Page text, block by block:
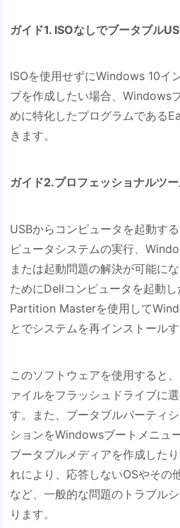
ガイド1. ISOなしでブータブル
ISOを使用せずにWindows 10イ
ブを作成したい場合、Windows
めに特化したプログラムである
きます。
ガイド2.プロフェッショナルツー
USBからコンピュータを起動す
ピュータシステムの実行、
または起動問題の解決が可能に
ためにDellコンピュータを起動
Partition Masterを使用して
とでシステムを再インストール
このソフトウェアを使用すると
ァイルをフラッシュドライブに
す。また、ブータブルパーティ
ションをWindowsブートメニュ
ブータブルメディアを作成した
れにより、応答しないOSやその
など、一般的な問題のトラブル
ります。